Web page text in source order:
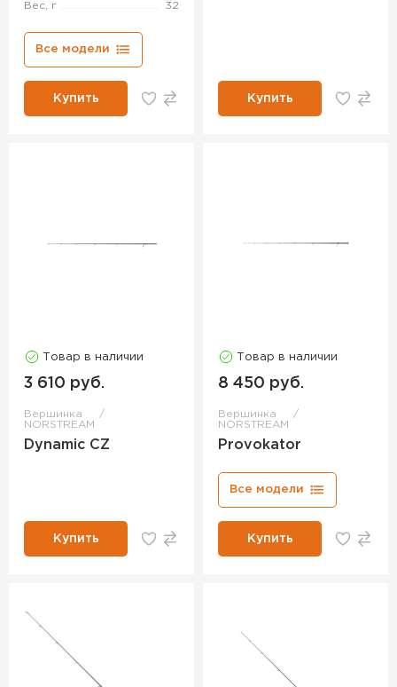
Вес, г 32
Все модели
Купить Купить
Товар в наличии
3 610 руб.
Вершинка
NORSTREAM
Dynamic CZ
Купить
Товар в наличии
8 450 руб.
Вершинка
NORSTREAM
Provokator
Все модели
Купить